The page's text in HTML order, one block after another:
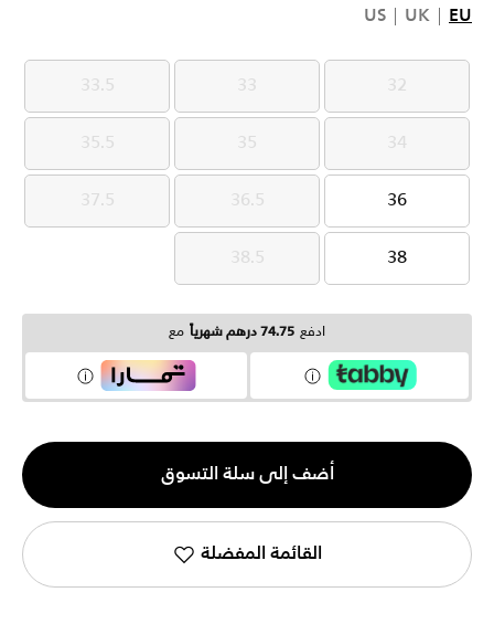
EU
UK
US
32
32
33
33
33.5
33.5
34
34
35
35
35.5
35.5
36
36
36.5
36.5
37.5
37.5
38
38
38.5
38.5
ادفع 74.75 درهم شهرياً مع
الكمية
1
أضف إلى سلة التسوق
القائمة المفضلة